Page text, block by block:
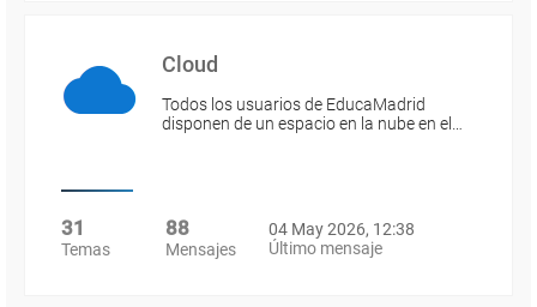
Cloud
Todos los usuarios de EducaMadrid
disponen de un espacio en la nube en el…
31
Temas
88
Mensajes
04 May 2026, 12:38
Último mensaje